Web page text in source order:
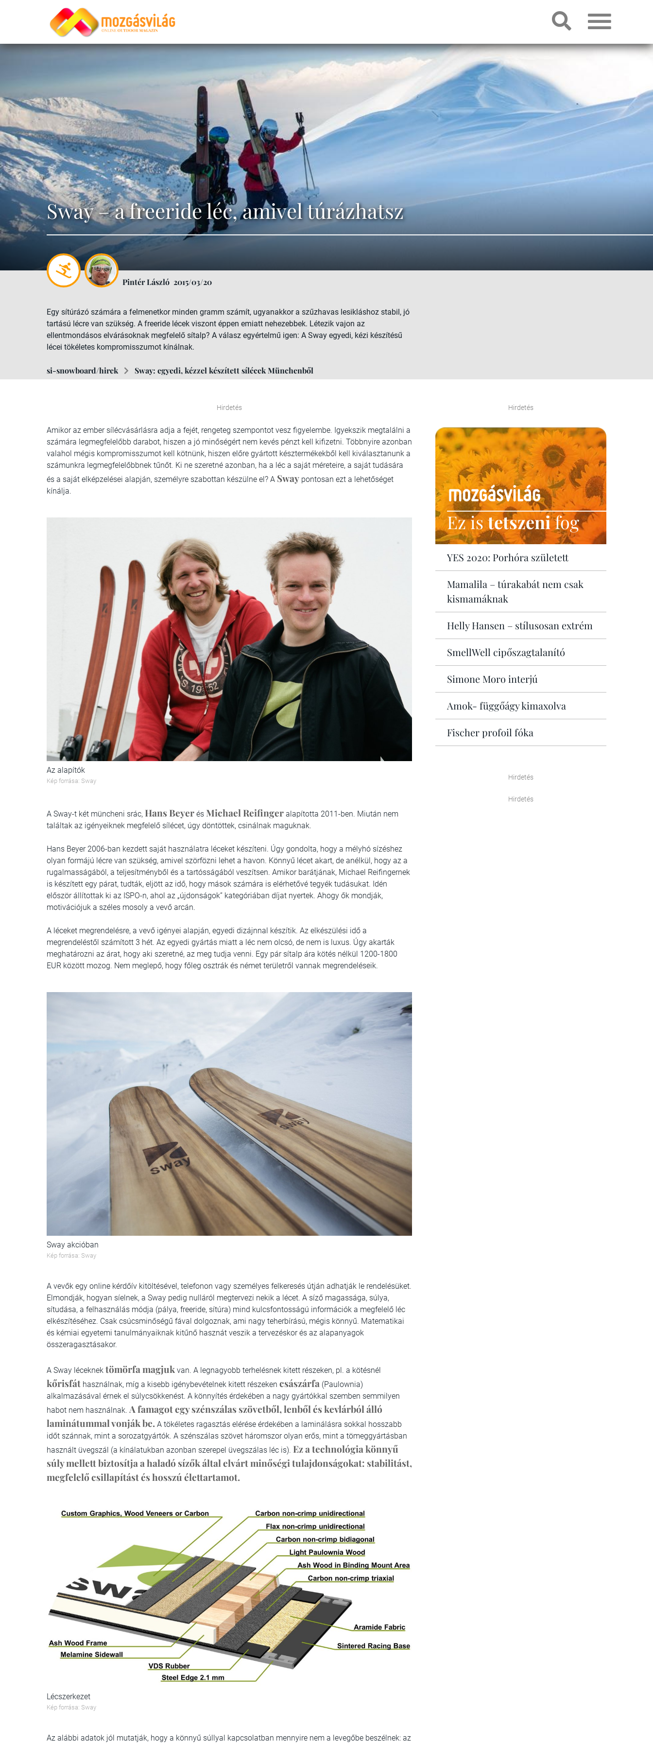
Sway – a freeride léc, amivel túrázhatsz
Pintér László 2015/03/20
Egy sítúrázó számára a felmenetkor minden gramm számít, ugyanakkor a szűzhavas lesikláshoz stabil, jó
tartású lécre van szükség. A freeride lécek viszont éppen emiatt nehezebbek. Létezik vajon az
ellentmondásos elvárásoknak megfelelő sítalp? A válasz egyértelmű igen: A Sway egyedi, kézi készítésű
lécei tökéletes kompromisszumot kínálnak.
si-snowboard/hirek Sway: egyedi, kézzel készített sílécek Münchenből
Hirdetés
Amikor az ember sílécvásárlásra adja a fejét, rengeteg szempontot vesz figyelembe. Igyekszik megtalálni a
számára legmegfelelőbb darabot, hiszen a jó minőségért nem kevés pénzt kell kifizetni. Többnyire azonban
valahol mégis kompromisszumot kell kötnünk, hiszen előre gyártott késztermékekből kell kiválasztanunk a
számunkra legmegfelelőbbnek tűnőt. Ki ne szeretné azonban, ha a léc a saját méreteire, a saját tudására
és a saját elképzelései alapján, személyre szabottan készülne el? A Sway pontosan ezt a lehetőséget
kínálja.
Az alapítók
Kép forrása: Sway
A Sway-t két müncheni srác, Hans Beyer és Michael Reifinger alapította 2011-ben. Miután nem
találtak az igényeiknek megfelelő sílécet, úgy döntöttek, csinálnak maguknak.
Hans Beyer 2006-ban kezdett saját használatra léceket készíteni. Úgy gondolta, hogy a mélyhó sízéshez
olyan formájú lécre van szükség, amivel szörfözni lehet a havon. Könnyű lécet akart, de anélkül, hogy az a
rugalmasságából, a teljesítményből és a tartósságából veszítsen. Amikor barátjának, Michael Reifingernek
is készített egy párat, tudták, eljött az idő, hogy mások számára is elérhetővé tegyék tudásukat. Idén
először állítottak ki az ISPO-n, ahol az „újdonságok” kategóriában díjat nyertek. Ahogy ők mondják,
motivációjuk a széles mosoly a vevő arcán.
A léceket megrendelésre, a vevő igényei alapján, egyedi dizájnnal készítik. Az elkészülési idő a
megrendeléstől számított 3 hét. Az egyedi gyártás miatt a léc nem olcsó, de nem is luxus. Úgy akarták
meghatározni az árat, hogy aki szeretné, az meg tudja venni. Egy pár sítalp ára kötés nélkül 1200-1800
EUR között mozog. Nem meglepő, hogy főleg osztrák és német területről vannak megrendeléseik.
Sway akcióban
Kép forrása: Sway
A vevők egy online kérdőív kitöltésével, telefonon vagy személyes felkeresés útján adhatják le rendelésüket.
Elmondják, hogyan síelnek, a Sway pedig nulláról megtervezi nekik a lécet. A síző magassága, súlya,
sítudása, a felhasználás módja (pálya, freeride, sítúra) mind kulcsfontosságú információk a megfelelő léc
elkészítéséhez. Csak csúcsminőségű fával dolgoznak, ami nagy teherbírású, mégis könnyű. Matematikai
és kémiai egyetemi tanulmányaiknak kitűnő hasznát veszik a tervezéskor és az alapanyagok
összeragasztásakor.
A Sway léceknek tömörfa magjuk van. A legnagyobb terhelésnek kitett részeken, pl. a kötésnél
kőrisfát használnak, míg a kisebb igénybevételnek kitett részeken császárfa (Paulownia)
alkalmazásával érnek el súlycsökkenést. A könnyítés érdekében a nagy gyártókkal szemben semmilyen
habot nem használnak. A famagot egy szénszálas szövetből, lenből és kevlárból álló
laminátummal vonják be. A tökéletes ragasztás elérése érdekében a laminálásra sokkal hosszabb
időt szánnak, mint a sorozatgyártók. A szénszálas szövet háromszor olyan erős, mint a tömeggyártásban
használt üvegszál (a kínálatukban azonban szerepel üvegszálas léc is). Ez a technológia könnyű
súly mellett biztosítja a haladó sízők által elvárt minőségi tulajdonságokat: stabilitást,
megfelelő csillapítást és hosszú élettartamot.
Lécszerkezet
Kép forrása: Sway
Az alábbi adatok jól mutatják, hogy a könnyű súllyal kapcsolatban mennyire nem a levegőbe beszélnek: az
Hirdetés
Ez istetszenifog
YES 2020: Porhóra született
Mamalila – túrakabát nem csak
kismamáknak
Helly Hansen – stílusosan extrém
SmellWell cipőszagtalanító
Simone Moro interjú
Amok- függőágy kimaxolva
Fischer profoil fóka
Hirdetés
Hirdetés